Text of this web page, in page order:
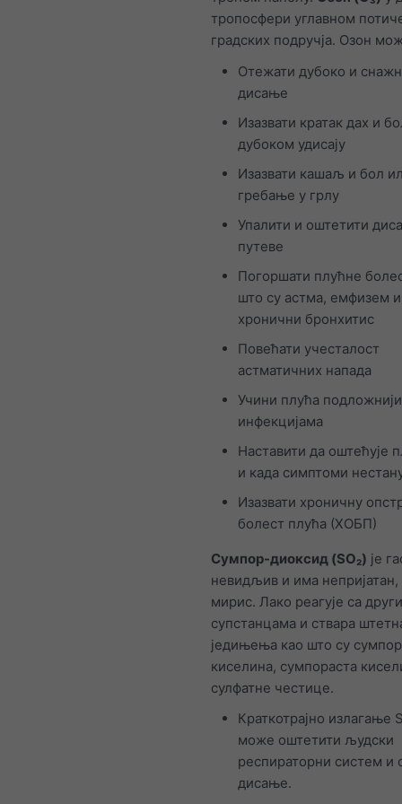
тропосфери углавном
градских подручја. Озон
Отежати дубоко и
дисање
Изазвати кратак дах и
дубоком удисају
Изазвати кашаљ и бол
гребање у грлу
Упалити и оштетити
путеве
Погоршати плућне
што су астма, емфизем и
хронични бронхитис
Повећати учесталост
астматичних напада
Учини плућа
инфекцијама
Наставити да оштећује
и када симптоми
Изазвати хроничну
болест плућа (ХОБП)
Сумпор-диоксид (SO₂) је
невидљив и има
мирис. Лако реагује са
супстанцама и ствара
једињења као што су
киселина, сумпораста
сулфатне честице.
Краткотрајно излагање
може оштетити људски
респираторни систем и
дисање.